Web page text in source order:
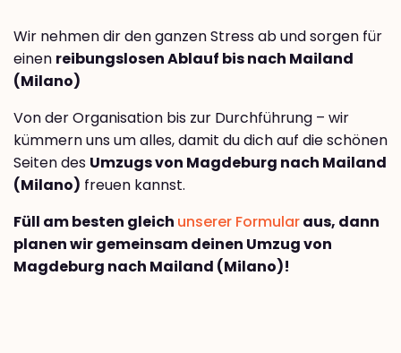
Wir nehmen dir den ganzen Stress ab und sorgen für
einen reibungslosen Ablauf bis nach Mailand
(Milano)
Von der Organisation bis zur Durchführung – wir
kümmern uns um alles, damit du dich auf die schönen
Seiten des Umzugs von Magdeburg nach Mailand
(Milano) freuen kannst.
Füll am besten gleich unserer Formularaus, dann
planen wir gemeinsam deinen Umzug von
Magdeburg nach Mailand (Milano)!